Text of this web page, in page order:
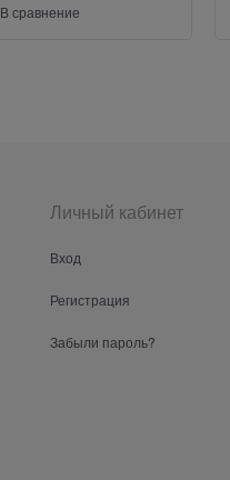
В сравнение
Личный кабинет
Вход
Регистрация
Забыли пароль?